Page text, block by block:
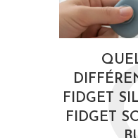
FIDGET
FIDGET